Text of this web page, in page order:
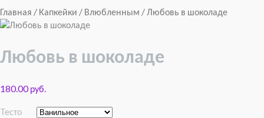
Главная / Капкейки / Влюбленным / Любовь в шоколаде
Любовь в шоколаде
180.00 руб.
Тесто